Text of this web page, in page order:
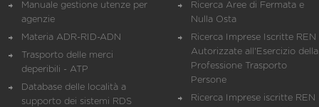
Manuale gestione utenze per
agenzie
Materia ADR-RID-ADN
Trasporto delle merci
deperibili - ATP
Database delle località a
supporto dei sistemi RDS
Ricerca Aree di Fermata e
Nulla Osta
Ricerca Imprese Iscritte REN
Autorizzate all'Esercizio della
Professione Trasporto
Persone
Ricerca Imprese iscritte REN